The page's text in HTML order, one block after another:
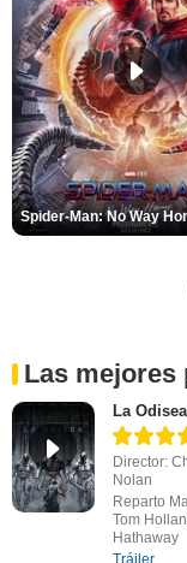
Spider-Man: No Way
Las mejores
La Odisea
Director:
Nolan
Reparto
Tom
Hathaway
Tráiler